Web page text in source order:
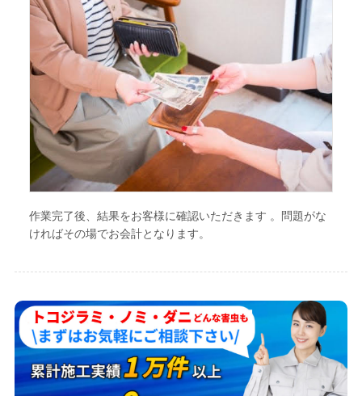
作業完了後、結果をお客様に確認いただきます 。問題がな
ければその場でお会計となります。